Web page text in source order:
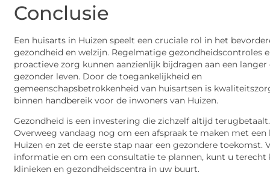
Conclusie
Een huisarts in Huizen speelt een cruciale rol in het
gezondheid en welzijn. Regelmatige gezondheidscontroles
proactieve zorg kunnen aanzienlijk bijdragen aan een langer
gezonder leven. Door de toegankelijkheid en
gemeenschapsbetrokkenheid van huisartsen is
binnen handbereik voor de inwoners van Huizen.
Gezondheid is een investering die zichzelf altijd terugbetaalt.
Overweeg vandaag nog om een afspraak te maken met een
Huizen en zet de eerste stap naar een gezondere toekomst.
informatie en om een consultatie te plannen, kunt u terecht
klinieken en gezondheidscentra in uw buurt.